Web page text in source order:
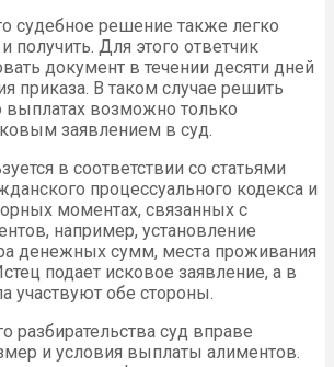
судебное решение также легко
получить. Для этого ответчик
документ в течении десяти дней
приказа. В таком случае решить
возможно только
заявлением в суд.
в соответствии со статьями
процессуального кодекса и
моментах, связанных с
например, установление
денежных сумм, места проживания
подает исковое заявление, а в
участвуют обе стороны.
разбирательства суд вправе
и условия выплаты алиментов.